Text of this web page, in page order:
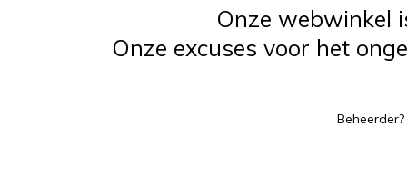
Onze webwinkel
Onze excuses voor het
Beheerder?